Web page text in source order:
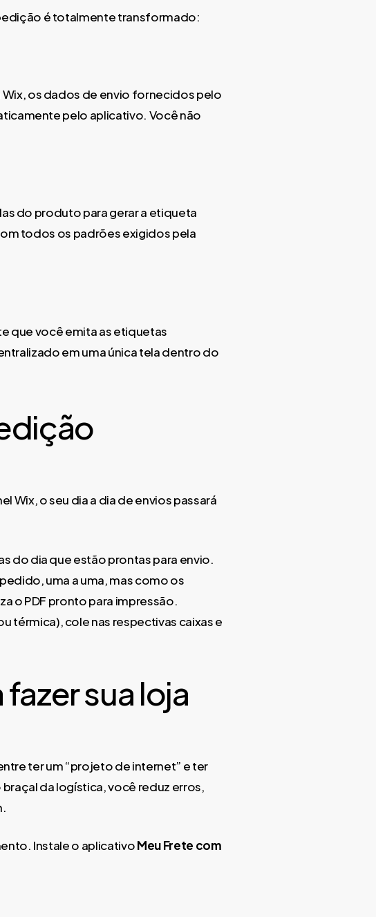
é totalmente transformado:
os dados de envio fornecidos pelo
pelo aplicativo. Você não
do produto para gerar a etiqueta
todos os padrões exigidos pela
que você emita as etiquetas
em uma única tela dentro do
Wix, o seu dia a dia de envios passará
do dia que estão prontas para envio.
uma a uma, mas como os
o PDF pronto para impressão.
térmica), cole nas respectivas caixas e
sua loja
ter um “projeto de internet” e ter
da logística, você reduz erros,
Instale o aplicativoMeu Frete com